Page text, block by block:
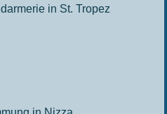
in St. Tropez